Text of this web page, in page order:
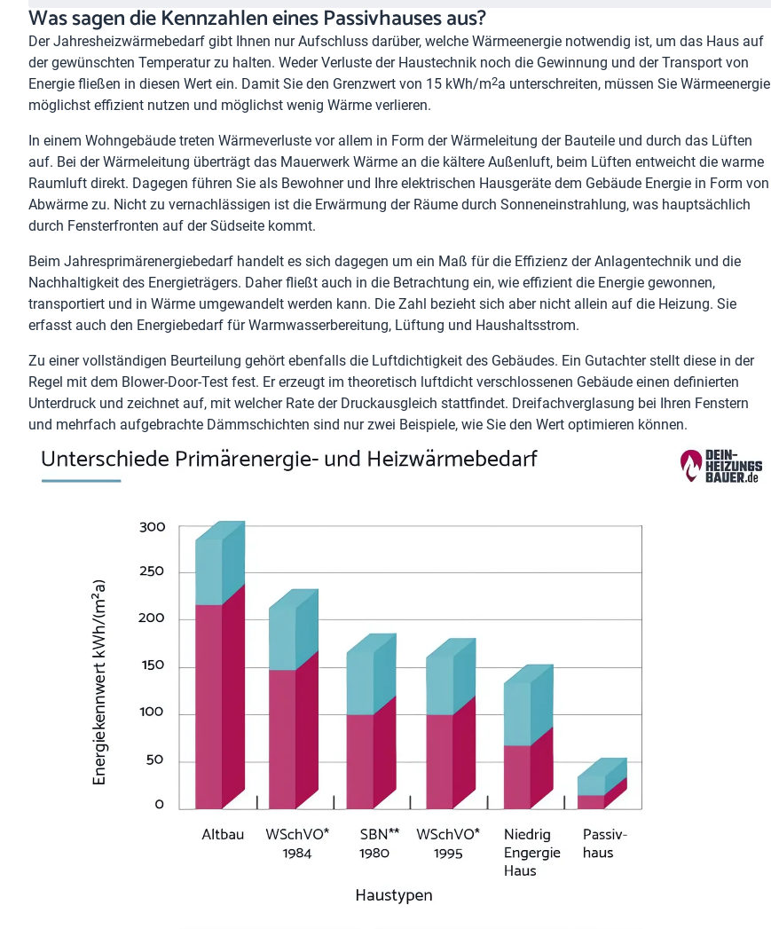
Was sagen die Kennzahlen eines Passivhauses aus?
Der Jahresheizwärmebedarf gibt Ihnen nur Aufschluss darüber, welche Wärmeenergie notwendig ist, um das Haus auf
der gewünschten Temperatur zu halten. Weder Verluste der Haustechnik noch die Gewinnung und der Transport von
Energie fließen in diesen Wert ein. Damit Sie den Grenzwert von 15 kWh/m2a unterschreiten, müssen Sie Wärmeenergie
möglichst effizient nutzen und möglichst wenig Wärme verlieren.
In einem Wohngebäude treten Wärmeverluste vor allem in Form der Wärmeleitung der Bauteile und durch das Lüften
auf. Bei der Wärmeleitung überträgt das Mauerwerk Wärme an die kältere Außenluft, beim Lüften entweicht die warme
Raumluft direkt. Dagegen führen Sie als Bewohner und Ihre elektrischen Hausgeräte dem Gebäude Energie in Form von
Abwärme zu. Nicht zu vernachlässigen ist die Erwärmung der Räume durch Sonneneinstrahlung, was hauptsächlich
durch Fensterfronten auf der Südseite kommt.
Beim Jahresprimärenergiebedarf handelt es sich dagegen um ein Maß für die Effizienz der Anlagentechnik und die
Nachhaltigkeit des Energieträgers. Daher fließt auch in die Betrachtung ein, wie effizient die Energie gewonnen,
transportiert und in Wärme umgewandelt werden kann. Die Zahl bezieht sich aber nicht allein auf die Heizung. Sie
erfasst auch den Energiebedarf für Warmwasserbereitung, Lüftung und Haushaltsstrom.
Zu einer vollständigen Beurteilung gehört ebenfalls die Luftdichtigkeit des Gebäudes. Ein Gutachter stellt diese in der
Regel mit dem Blower-Door-Test fest. Er erzeugt im theoretisch luftdicht verschlossenen Gebäude einen definierten
Unterdruck und zeichnet auf, mit welcher Rate der Druckausgleich stattfindet. Dreifachverglasung bei Ihren Fenstern
und mehrfach aufgebrachte Dämmschichten sind nur zwei Beispiele, wie Sie den Wert optimieren können.